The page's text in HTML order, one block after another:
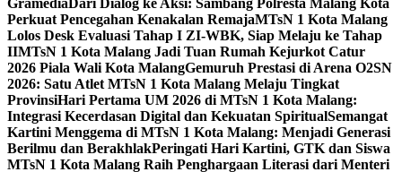
GramediaDari Dialog ke Aksi: Sambang Polresta Malang Kota
Perkuat Pencegahan Kenakalan RemajaMTsN 1 Kota Malang
Lolos Desk Evaluasi Tahap I ZI-WBK, Siap Melaju ke Tahap
IIMTsN 1 Kota Malang Jadi Tuan Rumah Kejurkot Catur
2026 Piala Wali Kota MalangGemuruh Prestasi di Arena O2SN
2026: Satu Atlet MTsN 1 Kota Malang Melaju Tingkat
ProvinsiHari Pertama UM 2026 di MTsN 1 Kota Malang:
Integrasi Kecerdasan Digital dan Kekuatan SpiritualSemangat
Kartini Menggema di MTsN 1 Kota Malang: Menjadi Generasi
Berilmu dan BerakhlakPeringati Hari Kartini, GTK dan Siswa
MTsN 1 Kota Malang Raih Penghargaan Literasi dari Menteri